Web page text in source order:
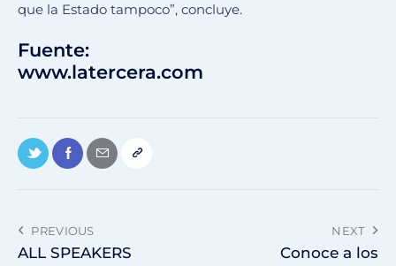
que la Estado tampoco”, concluye.
Fuente:
www.latercera.com
PREVIOUS
ALL SPEAKERS
NEXT
Conoce a los